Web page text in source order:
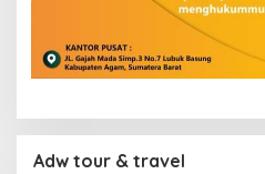
Adw tour & travel